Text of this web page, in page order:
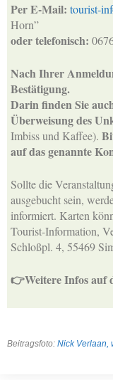
Per E-Mail: tourist-
Horn”
oder telefonisch:
Nach Ihrer
Bestätigung.
Darin finden Sie
Überweisung des
Imbiss und Kaffee).
auf das genannte
Sollte die
ausgebucht sein,
informiert. Karten
Tourist-Information,
Schloßpl. 4, 55469
👉Weitere Infos auf
Beitragsfoto: Nick Verlaan,